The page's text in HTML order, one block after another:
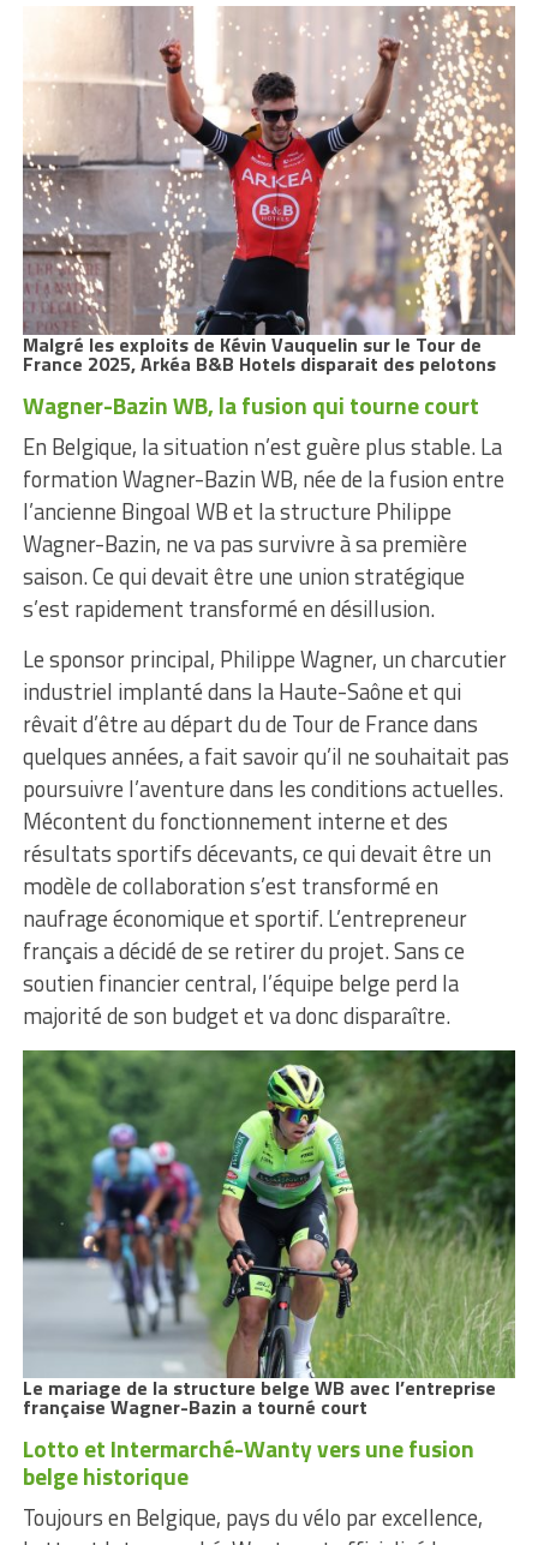
Malgré les exploits de Kévin Vauquelin sur le Tour de
France 2025, Arkéa B&B Hotels disparait des pelotons
Wagner-Bazin WB, la fusion qui tourne court
En Belgique, la situation n’est guère plus stable. La
formation Wagner-Bazin WB, née de la fusion entre
l’ancienne Bingoal WB et la structure Philippe
Wagner-Bazin, ne va pas survivre à sa première
saison. Ce qui devait être une union stratégique
s’est rapidement transformé en désillusion.
Le sponsor principal, Philippe Wagner, un charcutier
industriel implanté dans la Haute-Saône et qui
rêvait d’être au départ du de Tour de France dans
quelques années, a fait savoir qu’il ne souhaitait pas
poursuivre l’aventure dans les conditions actuelles.
Mécontent du fonctionnement interne et des
résultats sportifs décevants, ce qui devait être un
modèle de collaboration s’est transformé en
naufrage économique et sportif. L’entrepreneur
français a décidé de se retirer du projet. Sans ce
soutien financier central, l’équipe belge perd la
majorité de son budget et va donc disparaître.
Le mariage de la structure belge WB avec l’entreprise
française Wagner-Bazin a tourné court
Lotto et Intermarché-Wanty vers une fusion
belge historique
Toujours en Belgique, pays du vélo par excellence,